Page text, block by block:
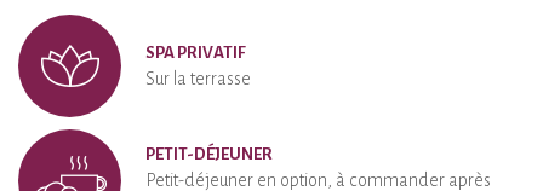
SPA PRIVATIF
Sur la terrasse
PETIT-DÉJEUNER
Petit-déjeuner en option, à commander après